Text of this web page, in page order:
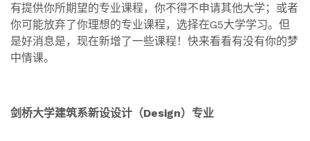
有提供你所期望的专业课程，你不得不申请其他大学；或者
你可能放弃了你理想的专业课程，选择在G5大学学习。但
是好消息是，现在新增了一些课程！快来看看有没有你的梦
中情课。
剑桥大学建筑系新设设计（Design）专业